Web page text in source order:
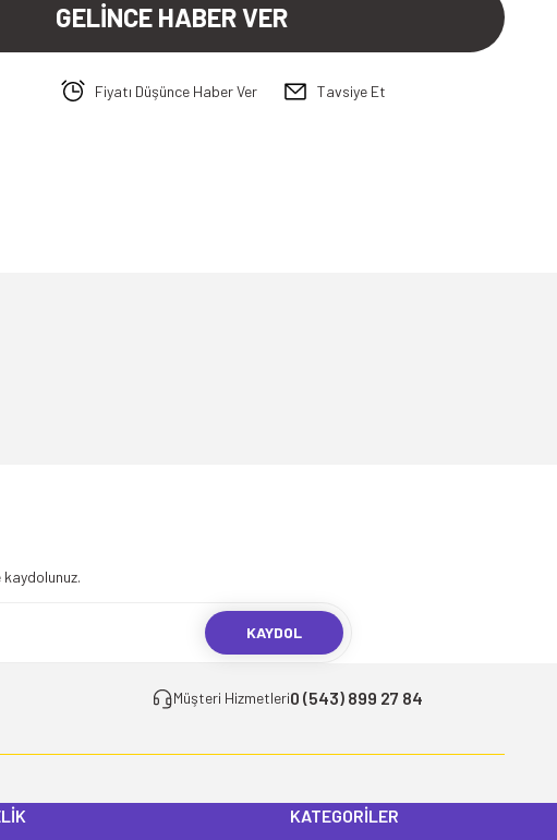
GELİNCE HABER VER
Fiyatı Düşünce Haber Ver Tavsiye Et
KAYDOL
Müşteri Hizmetleri0 (543) 899 27 84
KATEGORİLER